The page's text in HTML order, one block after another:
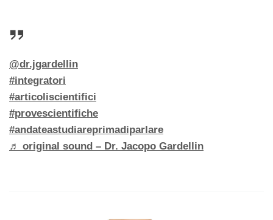
@dr.jgardellin
#integratori
#articoliscientifici
#provescientifiche
#andateastudiareprimadiparlare
♬ original sound – Dr. Jacopo Gardellin